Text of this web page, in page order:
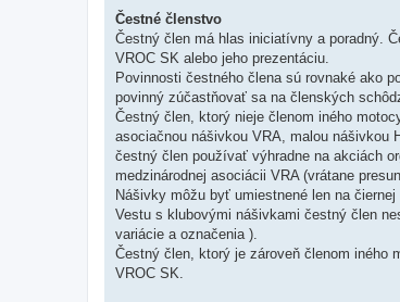
Čestné členstvo
Čestný člen má hlas iniciatívny a poradný.
VROC SK alebo jeho prezentáciu.
Povinnosti čestného člena sú rovnaké ako
povinný zúčastňovať sa na členských
Čestný člen, ktorý nieje členom iného
asociačnou nášivkou VRA, malou nášivkou
čestný člen používať výhradne na akciách
medzinárodnej asociácii VRA (vrátane
Nášivky môžu byť umiestnené len na
Vestu s klubovými nášivkami čestný člen
variácie a označenia ).
Čestný člen, ktorý je zároveň členom iného
VROC SK.